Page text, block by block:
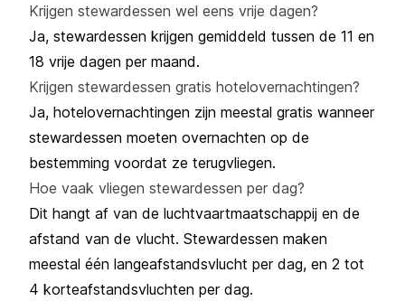
Krijgen stewardessen wel eens vrije dagen?
Ja, stewardessen krijgen gemiddeld tussen de 11 en
18 vrije dagen per maand.
Krijgen stewardessen gratis hotelovernachtingen?
Ja, hotelovernachtingen zijn meestal gratis wanneer
stewardessen moeten overnachten op de
bestemming voordat ze terugvliegen.
Hoe vaak vliegen stewardessen per dag?
Dit hangt af van de luchtvaartmaatschappij en de
afstand van de vlucht. Stewardessen maken
meestal één langeafstandsvlucht per dag, en 2 tot
4 korteafstandsvluchten per dag.